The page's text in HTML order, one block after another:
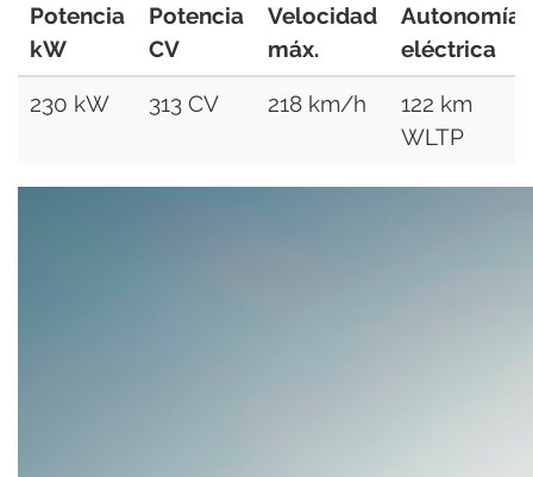
Potencia
kW
Potencia
CV
Velocidad
máx.
Autonomía
eléctrica
230 kW 313 CV 218 km/h
122 km
WLTP